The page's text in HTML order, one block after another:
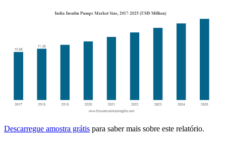
Descarregue amostra grátis para saber mais sobre este relatório.